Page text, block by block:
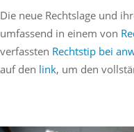
Die neue Rechtslage und
umfassend in einem von
verfassten Rechtstip bei
auf den link, um den